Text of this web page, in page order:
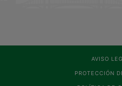
AVISO
PROTECCIÓN